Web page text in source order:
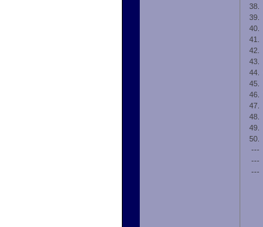
38.
39.
40.
41.
42.
43.
44.
45.
46.
47.
48.
49.
50.
---
---
---